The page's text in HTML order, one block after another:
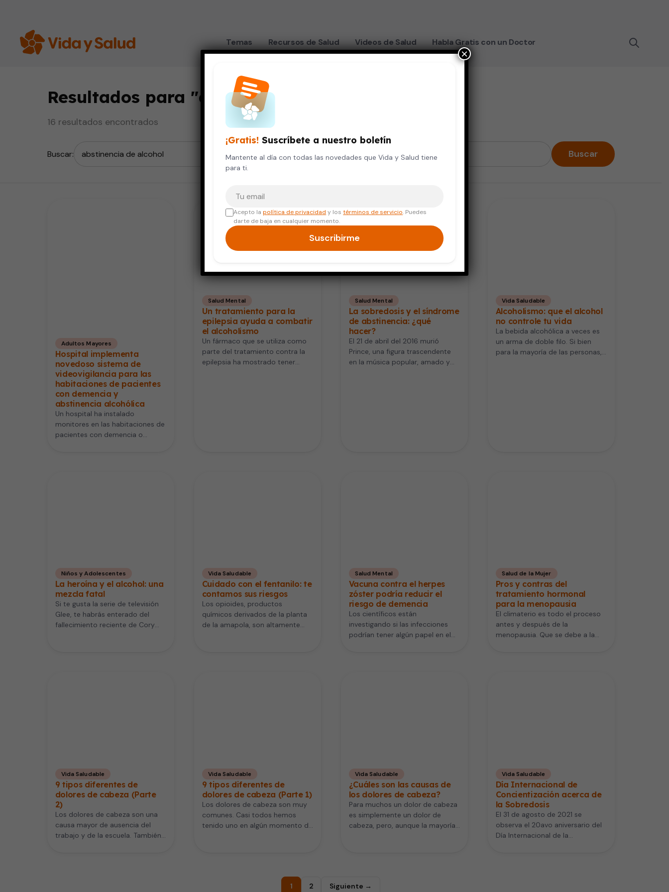
Temas Recursos de Salud Videos de Salud Habla Gratis con un Doctor
Resultados para "abstinencia de alcohol
16 resultados encontrados
Buscar: Buscar
Adultos Mayores
Hospital implementa
novedoso sistema de
videovigilancia para las
habitaciones de pacientes
con demencia y
abstinencia alcohólica
Un hospital ha instalado
monitores en las habitaciones de
pacientes con demencia o
Salud Mental
Un tratamiento para la
epilepsia ayuda a combatir
el alcoholismo
Un fármaco que se utiliza como
parte del tratamiento contra la
epilepsia ha mostrado tener
Salud Mental
La sobredosis y el síndrome
de abstinencia: ¿qué
hacer?
El 21 de abril del 2016 murió
Prince, una figura trascendente
en la música popular, amado y
Vida Saludable
Alcoholismo: que el alcohol
no controle tu vida
La bebida alcohólica a veces es
un arma de doble filo. Si bien
para la mayoría de las personas,
Niños y Adolescentes
La heroína y el alcohol: una
mezcla fatal
Si te gusta la serie de televisión
Glee, te habrás enterado del
fallecimiento reciente de Cory
Vida Saludable
Cuidado con el fentanilo: te
contamos sus riesgos
Los opioides, productos
químicos derivados de la planta
de la amapola, son altamente
Salud Mental
Vacuna contra el herpes
zóster podría reducir el
riesgo de demencia
Los científicos están
investigando si las infecciones
podrían tener algún papel en el
Salud de la Mujer
Pros y contras del
tratamiento hormonal
para la menopausia
El climaterio es todo el proceso
antes y después de la
menopausia. Que se debe a la
Vida Saludable
9 tipos diferentes de
dolores de cabeza (Parte
2)
Los dolores de cabeza son una
causa mayor de ausencia del
trabajo y de la escuela. También
Vida Saludable
9 tipos diferentes de
dolores de cabeza (Parte 1)
Los dolores de cabeza son muy
comunes. Casi todos hemos
tenido uno en algún momento de
Vida Saludable
¿Cuáles son las causas de
los dolores de cabeza?
Para muchos un dolor de cabeza
es simplemente un dolor de
cabeza, pero, aunque la mayoría
Vida Saludable
Día Internacional de
Concientización acerca de
la Sobredosis
El 31 de agosto de 2021 se
observa el 20avo aniversario del
Día Internacional de la
1 2 Siguiente →
¡Gratis! Suscríbete a nuestro boletín
Mantente al día con todas las novedades que Vida y Salud tiene
para ti.
Acepto lapolítica de privacidad y lostérminos de servicio. Puedes
darte de baja en cualquier momento.
Suscribirme
×